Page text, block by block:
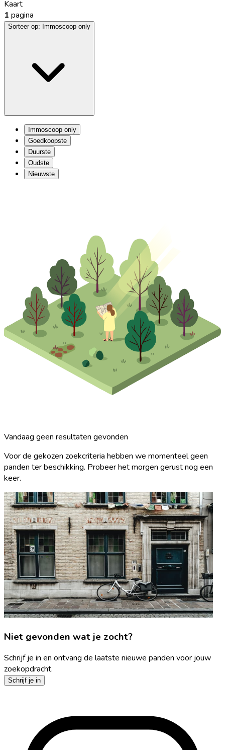
Kaart
1 pagina
Sorteer op: Immoscoop only
Immoscoop only
Goedkoopste
Duurste
Oudste
Nieuwste
Vandaag geen resultaten gevonden
Voor de gekozen zoekcriteria hebben we momenteel geen
panden ter beschikking. Probeer het morgen gerust nog een
keer.
Niet gevonden wat je zocht?
Schrijf je in en ontvang de laatste nieuwe panden voor jouw
zoekopdracht.
Schrijf je in